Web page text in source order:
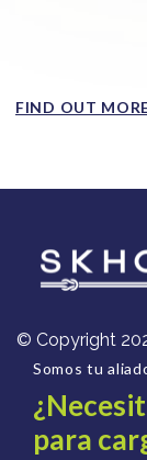
FIND OUT
© Copyright
Somos tu
para